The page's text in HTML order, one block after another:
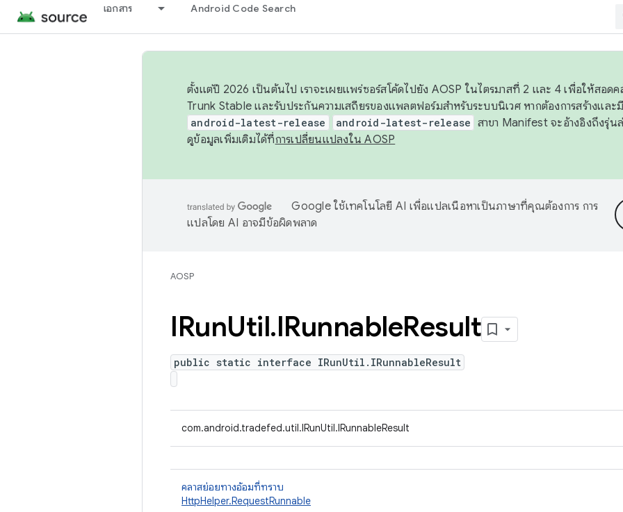
เอกสาร Android Code Search
ตั้งแต่ปี 2026 เป็นต้นไป เราจะเผยแพร่ซอร์สโค้ดไปยัง AOSP ในไตรมาสที่ 2 และ 4 เพื่อให้สอด
Trunk Stable และรับประกันความเสถียรของแพลตฟอร์มสำหรับระบบนิเวศ หากต้องการสร้างและ
android-latest-release android-latest-release สาขา Manifest จะอ้างอิงถึงรุ่
ดูข้อมูลเพิ่มเติมได้ที่การเปลี่ยนแปลงใน AOSP
Google ใช้เทคโนโลยี AI เพื่อแปลเนื้อหาเป็นภาษาที่คุณต้องการ การ
แปลโดย AI อาจมีข้อผิดพลาด
AOSP
IRunUtil.IRunnableResult
public static interface IRunUtil.IRunnableResult
com.android.tradefed.util.IRunUtil.IRunnableResult
คลาสย่อยทางอ้อมที่ทราบ
HttpHelper.RequestRunnable